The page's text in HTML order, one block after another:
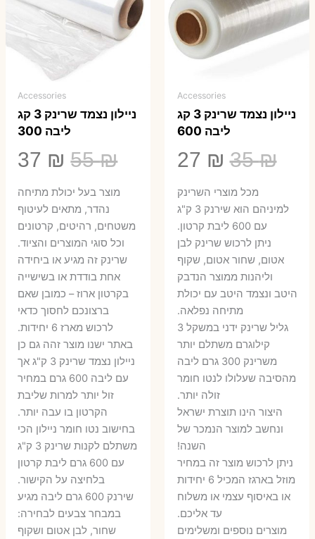
Accessories
ניילון נצמד שרינק 3 קג
ליבה 600
35₪
המחיר
המקורי
היה:
35 ₪.
27 ₪
הנוכחי
הוא:
מכל מוצרי השרינק
למיניהם הוא שירנק 3 ק"ג
עם 600 ליבת קרטון.
ניתן לרכוש שרינק לבן
אטום, שחור אטום, שקוף
וליהנות ממוצר הנדבק
היטב ונצמד היטב עם יכולת
מתיחה נפלאה.
גליל שרינק ידני במשקל 3
קילוגרם משתלם יותר
משרינק 300 גרם ליבה
מהסיבה שעלולו לנטו חומר
זולה יותר.
היצור הינו תוצרת ישראל
ונחשב למוצר הנמכר של
השנה!
ניתן לרכוש מוצר זה במחיר
מוזל בארגז המכיל 6 יחידות
או באיסוף עצמי או משלוח
עד אליכם.
מוצרים נוספים ומשלימים
Accessories
ניילון נצמד שרינק 3 קג
ליבה 300
55₪
המחיר
המקורי
היה:
55 ₪.
37 ₪
₪.
מוצר בעל יכולת מתיחה
נהדר, מתאים לעיטוף
משטחים, רהיטים, קרטונים
וכל סוגי המוצרים והציוד.
שרינק זה מגיע או ביחידה
אחת בודדת או בשישייה
בקרטון ארוז – כמובן שאם
ברצונכם לחסוך כדאי
לרכוש מארז 6 יחידות.
באתר ישנו מוצר זהה גם כן
ניילון נצמד שרינק 3 ק"ג אך
עם ליבה 600 גרם במחיר
זול יותר למרות שליבת
הקרטון בו עבה יותר.
בחישוב נטו חומר ניילון הכי
משתלם לקנות שרינק 3 ק"ג
עם 600 גרם ליבת קרטון
בלחיצה על הקישור.
שירנק 600 גרם ליבה מגיע
במבחר צבעים לבחירה:
שחור, לבן אטום ושקוף